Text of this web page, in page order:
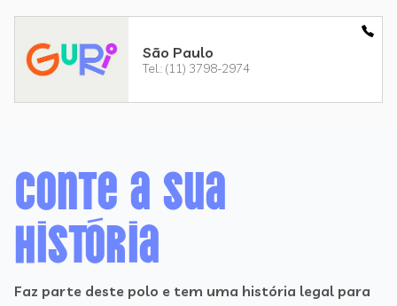
São Paulo
Tel.: (11) 3798-2974
Conte a sua
história
Faz parte deste polo e tem uma história legal para